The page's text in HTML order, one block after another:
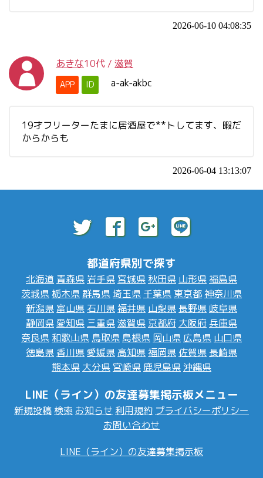
2026-06-10 04:08:35
あきな10代 / 滋賀
APP ID a-ak-akbc
19才フリーターたまに居酒屋で**トしてます、暇だ
からからも
2026-06-04 13:13:07
都道府県別で探す
北海道 青森県 岩手県 宮城県 秋田県 山形県福島県
茨城県 栃木県群馬県埼玉県 千葉県 東京都神奈川県
新潟県 富山県 石川県福井県 山梨県 長野県 岐阜県
静岡県愛知県 三重県滋賀県 京都府 大阪府 兵庫県
奈良県 和歌山県 鳥取県 島根県 岡山県 広島県 山口県
徳島県 香川県愛媛県 高知県福岡県 佐賀県 長崎県
熊本県 大分県 宮崎県 鹿児島県 沖縄県
LINE（ライン）の友達募集掲示板メニュー
新規投稿 検索 お知らせ 利用規約 プライバシーポリシー
お問い合わせ
LINE（ライン）の友達募集掲示板